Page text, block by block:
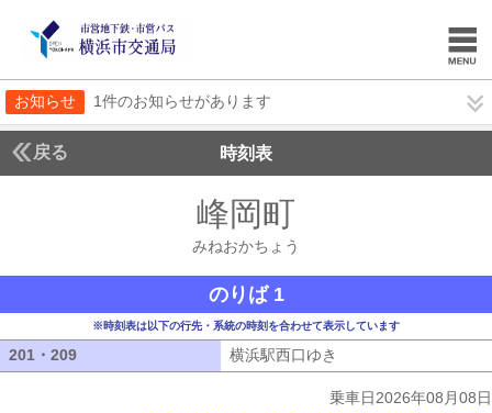
お知らせ 1件のお知らせがあります
戻る 時刻表
峰岡町
みねおかちょう
のりば 1
※時刻表は以下の行先・系統の時刻を合わせて表示しています
201・209 横浜駅西口ゆき
乗車日2026年08月08日